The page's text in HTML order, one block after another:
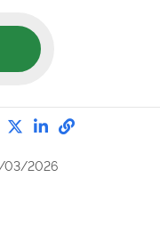
no
Compartilhe no
Compartilhe no
Compartilhe
03/2026